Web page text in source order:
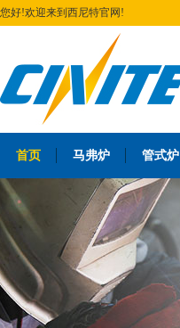
您好!欢迎来到西尼特官网!
首页 马弗炉 管式炉